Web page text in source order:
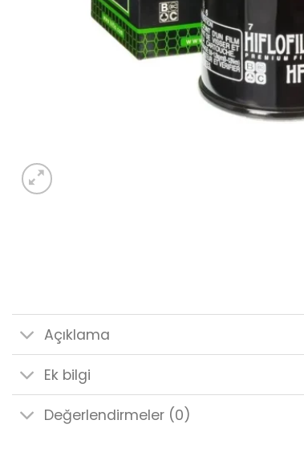
Açıklama
Ek bilgi
Değerlendirmeler (0)